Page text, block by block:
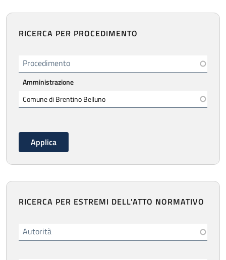
RICERCA PER PROCEDIMENTO
Procedimento
Amministrazione
RICERCA PER ESTREMI DELL'ATTO NORMATIVO
Autorità